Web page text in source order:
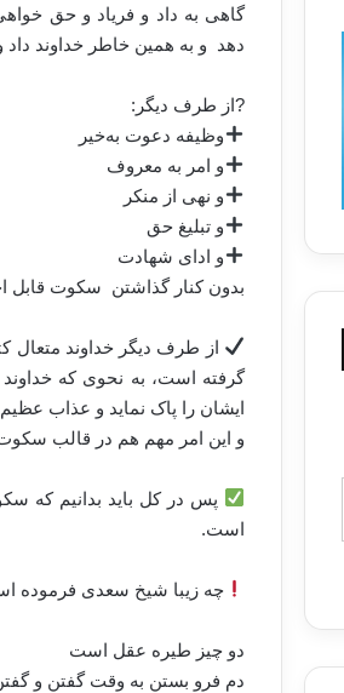
گاهی بە داد و فریاد و حق
دهد و به همین خاطر خداوند
?از طرف دیگر:
وظیفە دعوت به‌خیر
و امر بە معروف
و نهی از منکر
و تبلیغ حق
و ادای شهادت
بدون کنار گذاشتن سکوت قابل
از طرف دیگر خداوند متعال
گرفتە است، بە نحوی کە
ایشان را پاک نماید و عذاب
و این امر مهم هم در قالب
پس در کل باید بدانیم کە
است.
چە زیبا شیخ سعدی فرمودە
دو چیز طیرە عقل است
دم فرو بستن بە وقت گفتن و